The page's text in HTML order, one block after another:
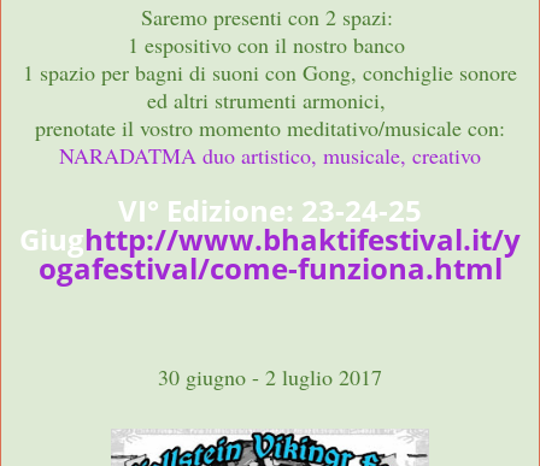
Saremo presenti con 2 spazi:
1 espositivo con il nostro banco
1 spazio per bagni di suoni con Gong, conchiglie sonore
ed altri strumenti armonici,
prenotate il vostro momento meditativo/musicale con:
NARADATMA duo artistico, musicale, creativo
VI° Edizione: 23-24-25
Giughttp://www.bhaktifestival.it/y
ogafestival/come-funziona.html
30 giugno - 2 luglio 2017